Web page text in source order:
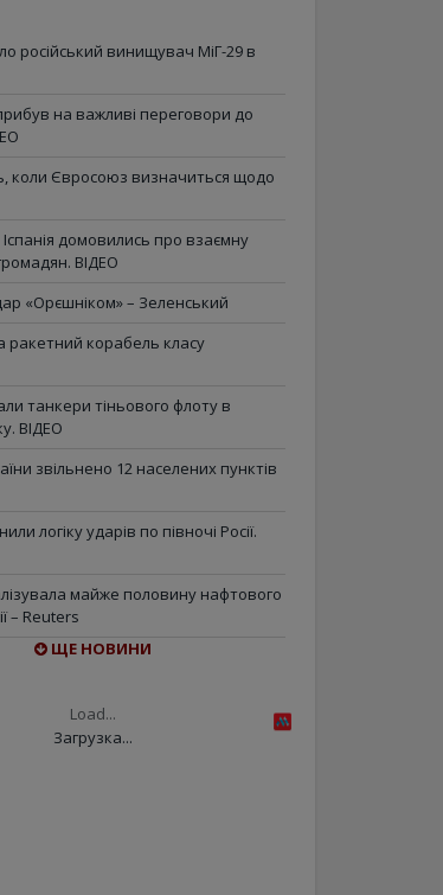
російський винищувач МіГ-29 в
на важливі переговори до
коли Євросоюз визначиться щодо
Іспанія домовились про взаємну
ВІДЕО
«Орєшніком» – Зеленський
ракетний корабель класу
танкери тіньового флоту в
ВІДЕО
звільнено 12 населених пунктів
логіку ударів по півночі Росії.
майже половину нафтового
– Reuters
ЩЕ НОВИНИ
Load...
Загрузка...